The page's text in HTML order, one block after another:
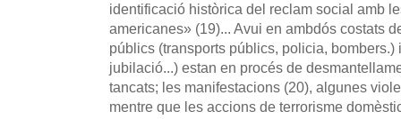
identificació històrica del reclam social amb
americanes» (19)... Avui en ambdós costats
públics (transports públics, policia,
jubilació...) estan en procés de
tancats; les manifestacions (20), algunes
mentre que les accions de terrorisme